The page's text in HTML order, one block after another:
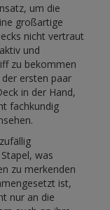
um die
großartige
nicht vertraut
und
zu bekommen
ersten paar
in der Hand,
fachkundig
was
zu merkenden
ist,
nur an die